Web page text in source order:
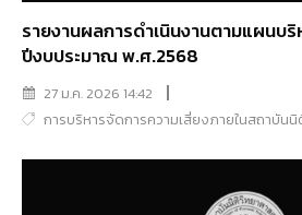
รายงานผลการดำเนินงานตามแผนบ
ปีงบประมาณ พ.ศ.2568
27 ม.ค. 2026 14:42
การบริหารจัดการความเสี่ยงภายในสถาบัน